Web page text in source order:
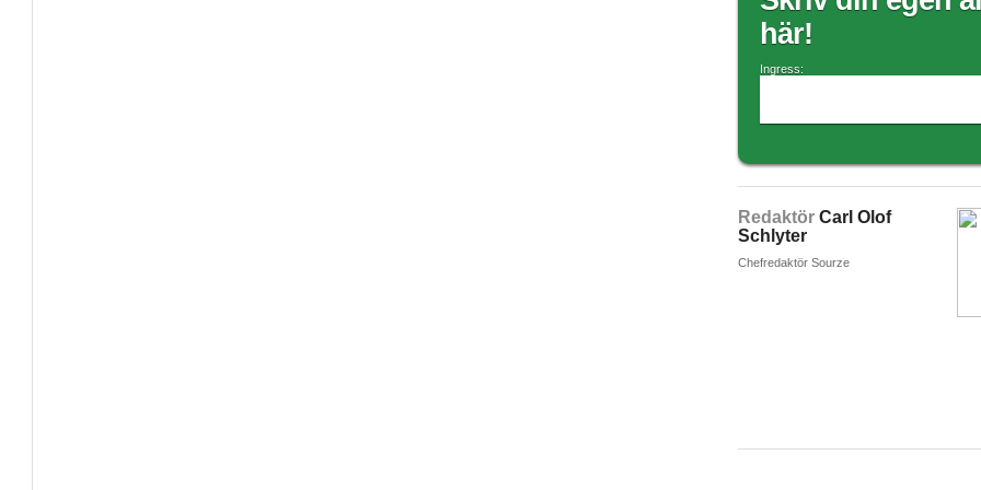
här!
Ingress:
Redaktör Carl Olof
Schlyter
Chefredaktör Sourze